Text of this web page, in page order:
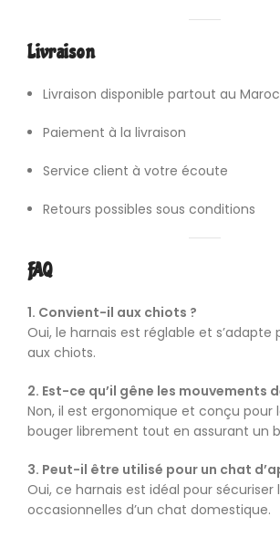
Livraison
Livraison disponible partout au Maroc
Paiement à la livraison
Service client à votre écoute
Retours possibles sous conditions
FAQ
1. Convient-il aux chiots ?
Oui, le harnais est réglable et
aux chiots.
2. Est-ce qu’il gêne les mouvements
Non, il est ergonomique et conçu pour
bouger librement tout en assurant un
3. Peut-il être utilisé pour un chat
Oui, ce harnais est idéal pour sécuriser
occasionnelles d’un chat domestique.